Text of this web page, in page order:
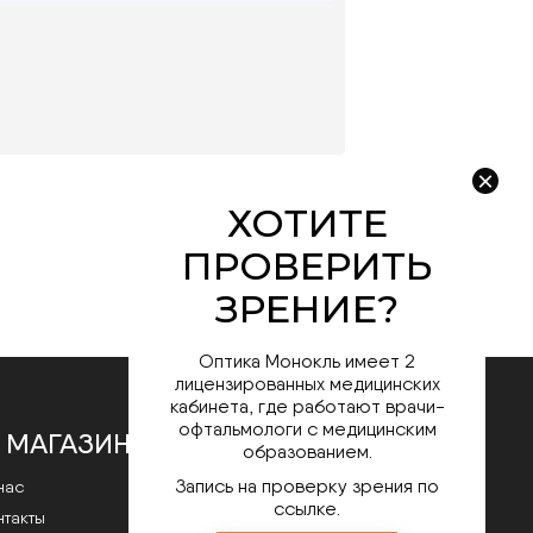
Оптика Монокль имеет 2
лицензированных медицинских
кабинета, где работают врачи-
офтальмологи с медицинским
образованием.
Запись на проверку зрения по
ссылке.